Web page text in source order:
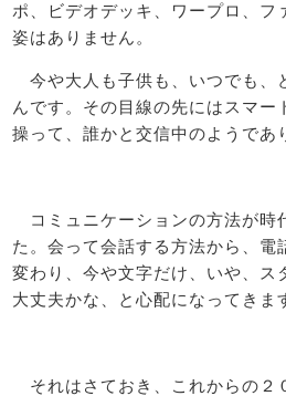
ポ、ビデオデッキ、ワープロ、フ
姿はありません。
今や大人も子供も、いつでも、
んです。その目線の先にはスマー
操って、誰かと交信中のようであ
コミュニケーションの方法が時
た。会って会話する方法から、電
変わり、今や文字だけ、いや、ス
大丈夫かな、と心配になってきま
それはさておき、これからの２